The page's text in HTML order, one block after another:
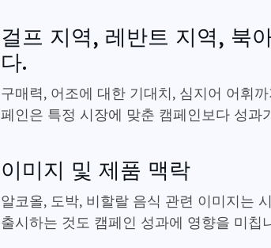
걸프 지역, 레반트 지역, 북
다.
구매력, 어조에 대한 기대치, 심지어 어휘
페인은 특정 시장에 맞춘 캠페인보다 성과
이미지 및 제품 맥락
알코올, 도박, 비할랄 음식 관련 이미지는
출시하는 것도 캠페인 성과에 영향을 미칩